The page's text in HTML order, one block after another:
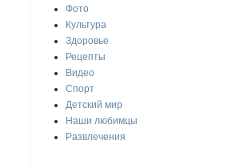
Фото
Культура
Здоровье
Рецепты
Видео
Спорт
Детский мир
Наши любимцы
Развлечения